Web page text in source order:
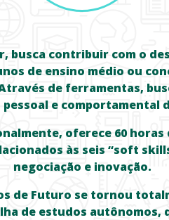
busca contribuir com o
de ensino médio ou
de ferramentas,
e comportamental
oferece 60
às seis “soft
negociação e inovação.
de Futuro se tornou
de estudos